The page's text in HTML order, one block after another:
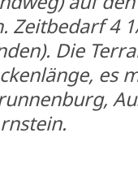
Zeitbedarf 4
Die
es